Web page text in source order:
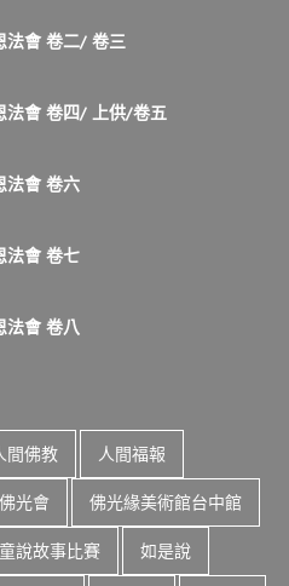
法會 卷二/ 卷三
法會 卷四/ 上供/卷五
法會 卷六
法會 卷七
法會 卷八
間佛教 人間福報
佛光會 佛光緣美術館台中館
說故事比賽 如是說